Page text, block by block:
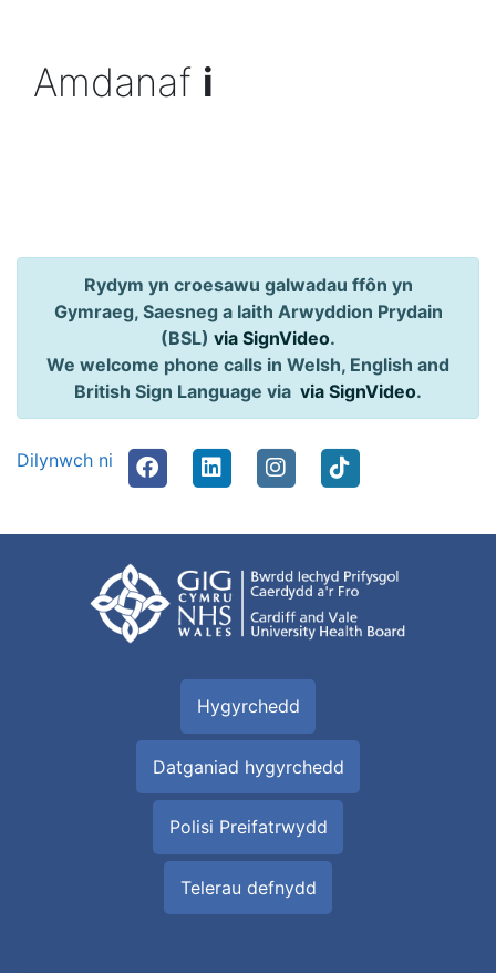
Amdanaf i
Rydym yn croesawu galwadau ffôn yn
Gymraeg, Saesneg a Iaith Arwyddion Prydain
(BSL) via SignVideo.
We welcome phone calls in Welsh, English and
British Sign Language via via SignVideo.
Dilynwch ni
Hygyrchedd
Datganiad hygyrchedd
Polisi Preifatrwydd
Telerau defnydd